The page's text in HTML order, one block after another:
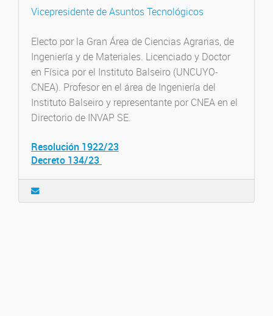
Vicepresidente de Asuntos Tecnológicos
Electo por la Gran Área de Ciencias Agrarias, de
Ingeniería y de Materiales. Licenciado y Doctor
en Física por el Instituto Balseiro (UNCUYO-
CNEA). Profesor en el área de Ingeniería del
Instituto Balseiro y representante por CNEA en el
Directorio de INVAP SE.
Resolución 1922/23
Decreto 134/23